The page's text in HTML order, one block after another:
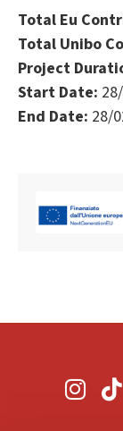
Total Eu
Total Unibo
Project
Start Date:
End Date: 28/